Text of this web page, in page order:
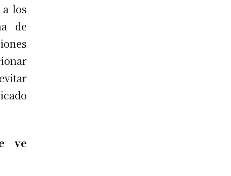
los
de
ve